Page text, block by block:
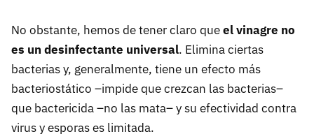
No obstante, hemos de tener claro queel vinagre no
es un desinfectante universal. Elimina ciertas
bacterias y, generalmente, tiene un efecto más
bacteriostático –impide que crezcan las bacterias–
que bactericida –no las mata– y su efectividad contra
virus y esporas es limitada.